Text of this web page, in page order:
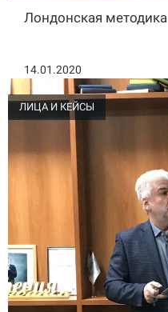
Лондонская
14.01.2020
ЛИЦА И КЕЙСЫ